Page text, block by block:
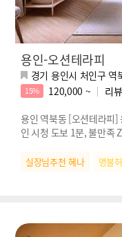
용인-오션테라피
경기 용인시 처인구 역
15% 120,000 ~ 리뷰
용인 역북동 [오션테라피]
인 시청 도보 1분, 불만족
실장님추천 혜나 명불